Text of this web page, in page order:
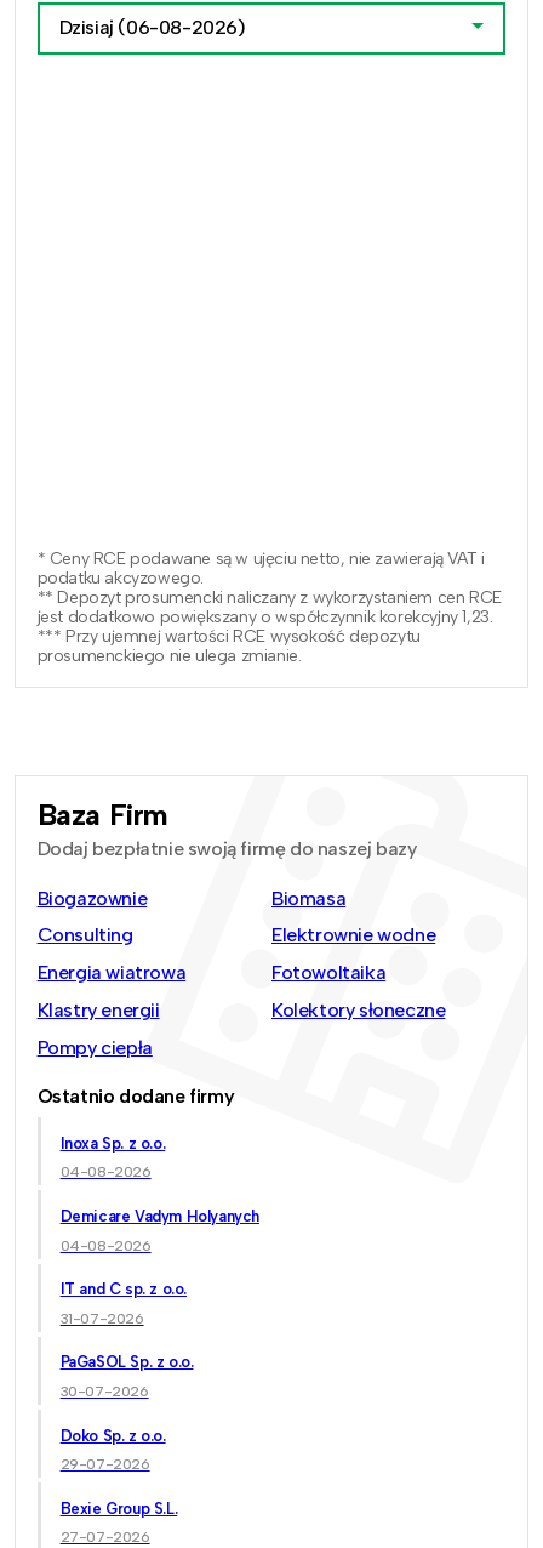
Dzisiaj (06-08-2026)
* Ceny RCE podawane są w ujęciu netto, nie zawierają VAT i
podatku akcyzowego.
** Depozyt prosumencki naliczany z wykorzystaniem cen RCE
jest dodatkowo powiększany o współczynnik korekcyjny 1,23.
*** Przy ujemnej wartości RCE wysokość depozytu
prosumenckiego nie ulega zmianie.
Baza Firm
Dodaj bezpłatnie swoją firmę do naszej bazy
Biogazownie
Biomasa
Consulting
Elektrownie wodne
Energia wiatrowa
Fotowoltaika
Klastry energii
Kolektory słoneczne
Pompy ciepła
Ostatnio dodane firmy
Inoxa Sp. z o.o.
04-08-2026
Demicare Vadym Holyanych
04-08-2026
IT and C sp. z o.o.
31-07-2026
PaGaSOL Sp. z o.o.
30-07-2026
Doko Sp. z o.o.
29-07-2026
Bexie Group S.L.
27-07-2026